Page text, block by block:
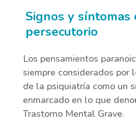
Signos y
persecutorio
Los pensamientos
siempre considerados por
de la psiquiatría como un
enmarcado en lo que
Trastorno Mental Grave.